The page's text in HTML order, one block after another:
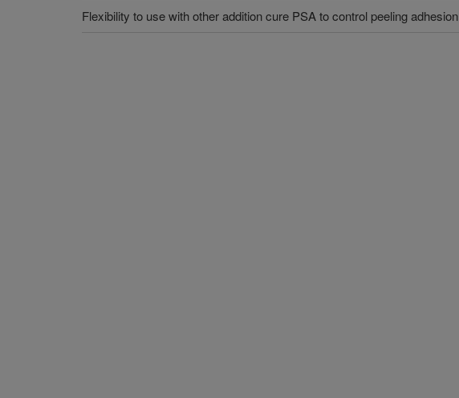
Flexibility to use with other addition cure PSA to control peeling adhesion